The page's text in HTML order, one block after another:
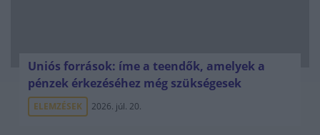
Uniós források: íme a teendők, amelyek a
pénzek érkezéséhez még szükségesek
ELEMZÉSEK 2026. júl. 20.